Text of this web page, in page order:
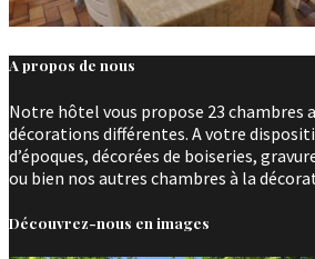
A propos de nous
Notre hôtel vous propose 23 chambres
décorations différentes. A votre
d’époques, décorées de boiseries,
ou bien nos autres chambres à la
Découvrez-nous en images